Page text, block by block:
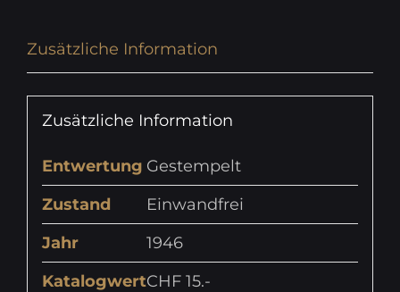
Zusätzliche Information
Zusätzliche Information
Entwertung Gestempelt
Zustand
Einwandfrei
Jahr
1946
KatalogwertCHF 15.-